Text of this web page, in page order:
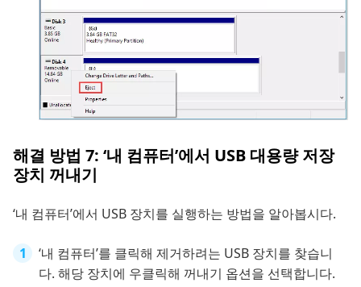
해결 방법 7: ‘내 컴퓨터’에서 USB 대용량 저장
장치 꺼내기
‘내 컴퓨터’에서 USB 장치를 실행하는 방법을 알아봅시다.
‘내 컴퓨터’를 클릭해 제거하려는 USB 장치를 찾습니
다. 해당 장치에 우클릭해 꺼내기 옵션을 선택합니다.